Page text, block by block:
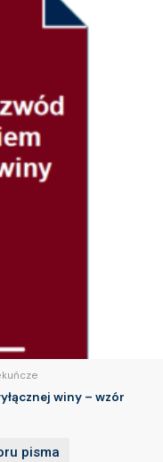
winy – wzór
pisma